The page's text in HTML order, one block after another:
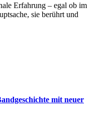
Erfahrung – egal ob im
sie berührt und
mit neuer